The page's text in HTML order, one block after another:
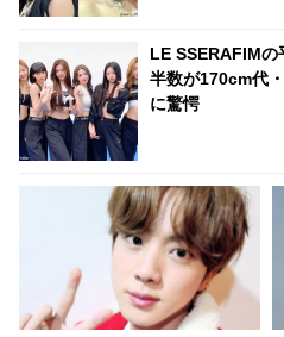
LE SSERAFIMの
半数が170cm代
に驚愕